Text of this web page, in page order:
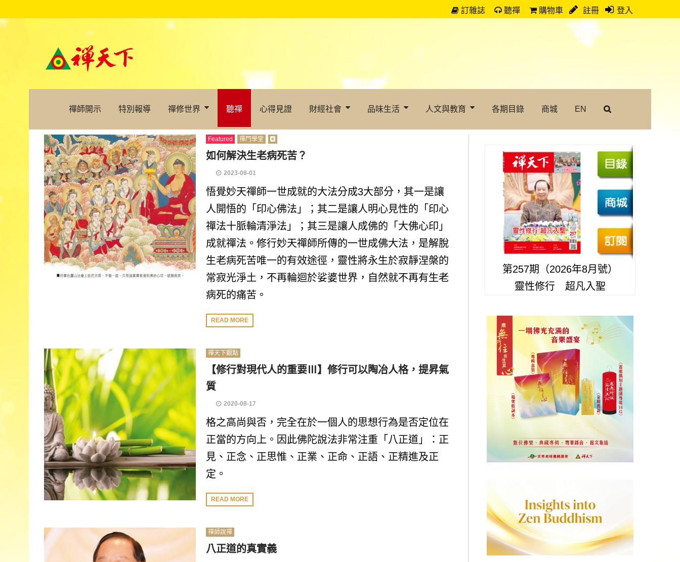
訂雜誌 聽禪 購物車 註冊 登入
禪師開示 特別報導 禪修世界 聽禪 心得見證 財經社會 品味生活 人文與教育 各期目錄 商城 EN
Featured 禪門學堂
如何解決生老病死苦？
2023-08-01
悟覺妙天禪師一世成就的大法分成3大部分，其一是讓
人開悟的「印心佛法」；其二是讓人明心見性的「印心
禪法十脈輪清淨法」；其三是讓人成佛的「大佛心印」
成就禪法。修行妙天禪師所傳的一世成佛大法，是解脫
生老病死苦唯一的有效途徑，靈性將永生於寂靜涅槃的
常寂光淨土，不再輪迴於娑婆世界，自然就不再有生老
病死的痛苦。
READ MORE
禪天下觀點
【修行對現代人的重要Ⅲ】修行可以陶冶人格，提昇氣
質
2020-08-17
格之高尚與否，完全在於一個人的思想行為是否定位在
正當的方向上。因此佛陀說法非常注重「八正道」：正
見、正念、正思惟、正業、正命、正語、正精進及正
定。
READ MORE
禪師說禪
八正道的真實義
第257期（2026年8月號）
靈性修行 超凡入聖